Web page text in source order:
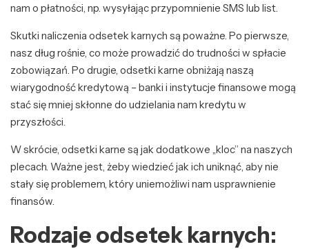
nam o płatności, np. wysyłając przypomnienie SMS lub list.
Skutki naliczenia odsetek karnych są poważne. Po pierwsze,
nasz dług rośnie, co może prowadzić do trudności w spłacie
zobowiązań. Po drugie, odsetki karne obniżają naszą
wiarygodność kredytową – banki i instytucje finansowe mogą
stać się mniej skłonne do udzielania nam kredytu w
przyszłości.
W skrócie, odsetki karne są jak dodatkowe „kloc” na naszych
plecach. Ważne jest, żeby wiedzieć jak ich uniknąć, aby nie
stały się problemem, który uniemożliwi nam usprawnienie
finansów.
Rodzaje odsetek karnych: